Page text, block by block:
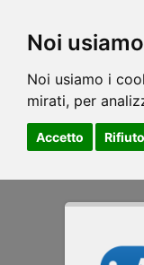
Noi
Noi usiamo i
mirati, per
Accetto Rifiuto